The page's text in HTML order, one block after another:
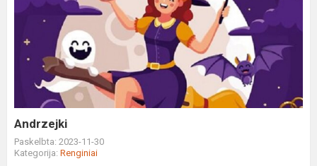
Andrzejki
Paskelbta: 2023-11-30
Kategorija: Renginiai